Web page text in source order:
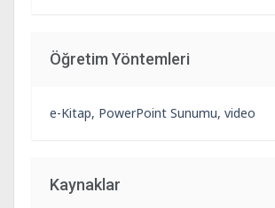
Öğretim Yöntemleri
e-Kitap, PowerPoint Sunumu, video
Kaynaklar